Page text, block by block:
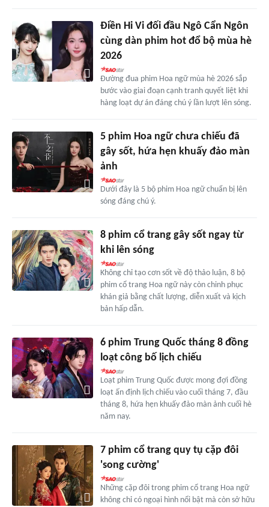
Điền Hi Vi đối đầu Ngô Cẩn Ngôn
cùng dàn phim hot đổ bộ mùa hè
2026
Đường đua phim Hoa ngữ mùa hè 2026 sắp
bước vào giai đoạn cạnh tranh quyết liệt khi
hàng loạt dự án đáng chú ý lần lượt lên sóng.
5 phim Hoa ngữ chưa chiếu đã
gây sốt, hứa hẹn khuấy đảo màn
ảnh
Dưới đây là 5 bộ phim Hoa ngữ chuẩn bị lên
sóng đáng chú ý.
8 phim cổ trang gây sốt ngay từ
khi lên sóng
Không chỉ tạo cơn sốt về độ thảo luận, 8 bộ
phim cổ trang Hoa ngữ này còn chinh phục
khán giả bằng chất lượng, diễn xuất và kịch
bản hấp dẫn.
6 phim Trung Quốc tháng 8 đồng
loạt công bố lịch chiếu
Loạt phim Trung Quốc được mong đợi đồng
loạt ấn định lịch chiếu vào cuối tháng 7, đầu
tháng 8, hứa hẹn khuấy đảo màn ảnh cuối hè
năm nay.
7 phim cổ trang quy tụ cặp đôi
'song cường'
Những cặp đôi trong phim cổ trang Hoa ngữ
không chỉ có ngoại hình nổi bật mà còn sở hữu